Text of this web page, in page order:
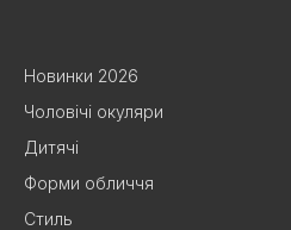
Новинки 2026
Чоловічі окуляри
Дитячі
Форми обличчя
Стиль